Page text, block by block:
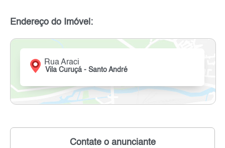
Endereço do Imóvel:
Rua Araci
Vila Curuçá - Santo André
Contate o anunciante